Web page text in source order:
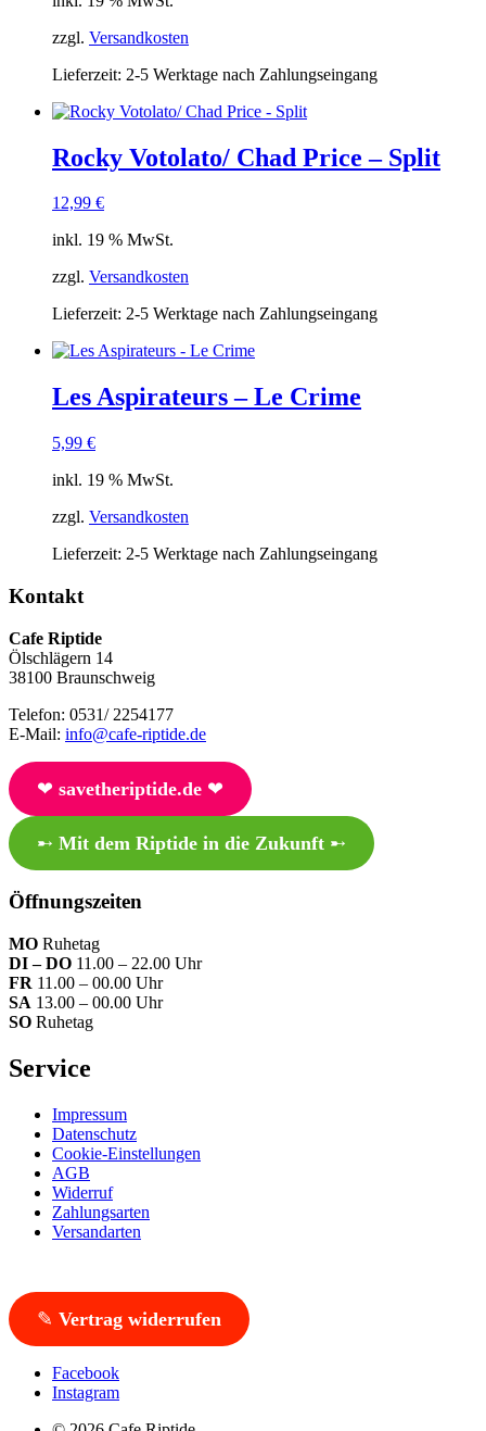
zzgl. Versandkosten
Lieferzeit: 2-5 Werktage nach Zahlungseingang
Rocky Votolato/ Chad Price – Split
12,99 €
inkl. 19 % MwSt.
zzgl. Versandkosten
Lieferzeit: 2-5 Werktage nach Zahlungseingang
Les Aspirateurs – Le Crime
5,99 €
inkl. 19 % MwSt.
zzgl. Versandkosten
Lieferzeit: 2-5 Werktage nach Zahlungseingang
Kontakt
Cafe Riptide
Ölschlägern 14
38100 Braunschweig
Telefon: 0531/ 2254177
E-Mail: info@cafe-riptide.de
❤︎ savetheriptide.de❤︎
➸ Mit dem Riptide in die Zukunft➸
Öffnungszeiten
MO Ruhetag
DI – DO 11.00 – 22.00 Uhr
FR 11.00 – 00.00 Uhr
SA 13.00 – 00.00 Uhr
SO Ruhetag
Service
Impressum
Datenschutz
Cookie-Einstellungen
AGB
Widerruf
Zahlungsarten
Versandarten
✎ Vertrag widerrufen
Facebook
Instagram